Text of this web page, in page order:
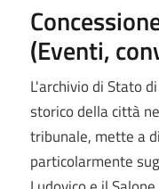
(Eventi,
L'archivio di Stato
storico della città
tribunale, mette a
particolarmente